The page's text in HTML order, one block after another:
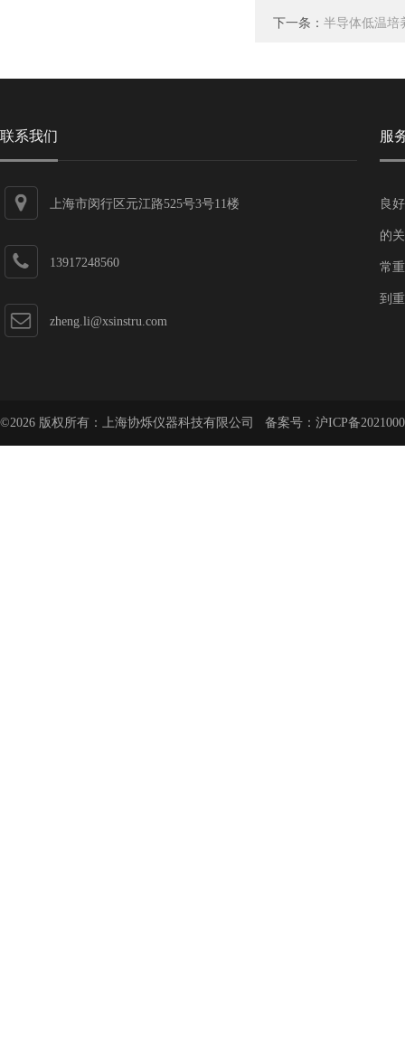
下一条： 半导体低温培
联系我们
上海市闵行区元江路525号3号11楼
13917248560
zheng.li@xsinstru.com
服
良
的
常
到
©2026 版权所有：上海协烁仪器科技有限公司 备案号： 沪ICP备